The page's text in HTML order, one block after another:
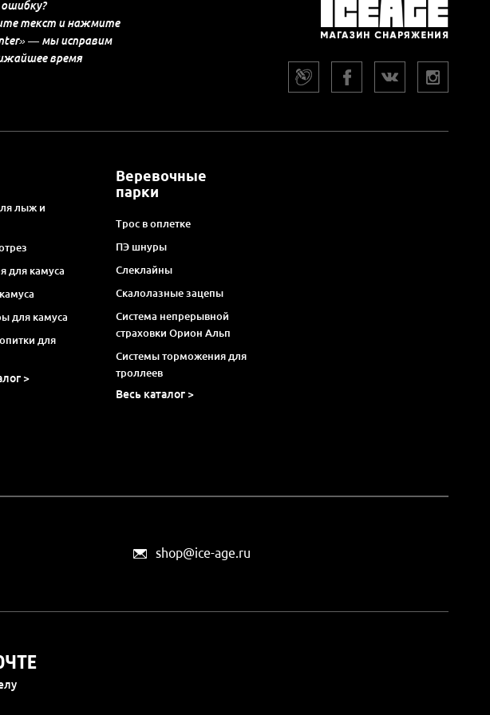
текст и нажмите
— мы исправим
время
лыж и
для камуса
для камуса
для
>
Веревочные
парки
Трос в оплетке
ПЭ шнуры
Слеклайны
Скалолазные зацепы
Система непрерывной
страховки Орион Альп
Системы торможения для
троллеев
Весь каталог >
shop@ice-age.ru